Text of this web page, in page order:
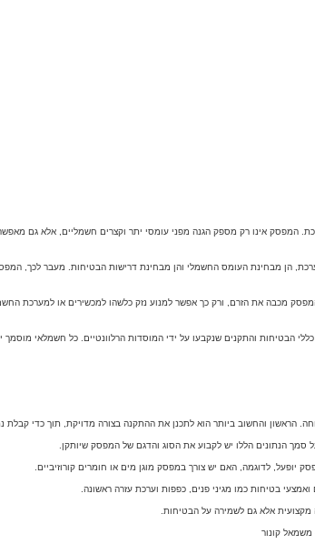
המפסק אינו רק מספק הגנה מפני עומסי יתר וקצרים חשמליים, אלא גם
מבחינת העומס החשמלי והן מבחינת דרישות הבטיחות. מעבר לכך, המפסק
את הזרם, ורק כך אפשר למנוע נזק כלשהו למכשירים או למערכת החשמל
והתקנים שנקבעו על ידי המוסדות הרלוונטיים. כל חשמלאי מוסמך
והחשוב ביותר הוא לתכנן את ההתקנה בצורה מדויקת, תוך כדי קבלת
הנתונים הללו יש לקבוע את הסוג והדגם של המפסק שיותקן.
לדוגמה, האם יש צורך במפסק מוגן מים או חומרים קורוזיביים.
בטיחות כמו מגיני פנים, כפפות וערכת עזרה ראשונה.
מקצועית אלא גם לשמירה על הבטיחות.
משמאל קונור